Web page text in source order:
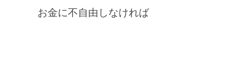
お金に不自由しなければ